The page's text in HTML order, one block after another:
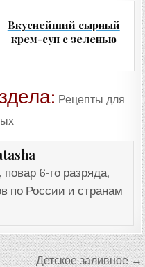
Вкуснейший сырный
крем-суп с зеленью
Рецепты для
6-го разряда,
по России и странам
Детское заливное →